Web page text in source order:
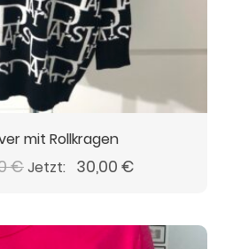
mit Rollkragen
€Ursprünglicher
Jetzt: 30,00 €
30,00 €.